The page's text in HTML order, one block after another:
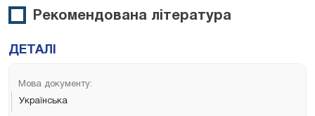
Рекомендована література
ДЕТАЛІ
Мова документу:
Українська